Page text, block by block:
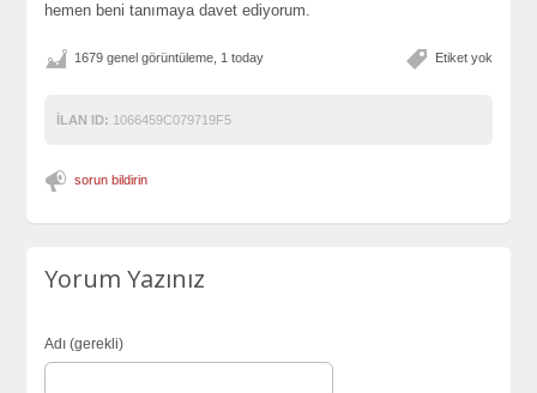
hemen beni tanımaya davet ediyorum.
Etiket yok
1679 genel görüntüleme, 1 today
İLAN ID: 1066459C079719F5
sorun bildirin
Yorum Yazınız
Adı (gerekli)